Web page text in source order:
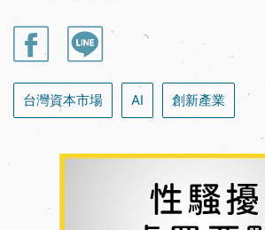
台灣資本市場 AI 創新產業